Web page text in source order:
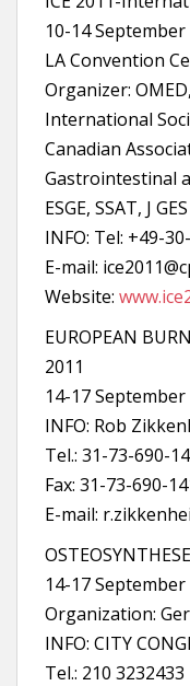
10-14 September
LA Convention
Organizer: OMED,
International
Canadian
Gastrointestinal
ESGE, SSAT, J GES
INFO: Tel: +49-
E-mail:
Website:
EUROPEAN
2011
14-17
INFO: Rob
Tel.: 31-73-690-
Fax: 31-73-690-
E-mail:
14-17
Organization:
INFO: CITY
Tel.: 210 3232433